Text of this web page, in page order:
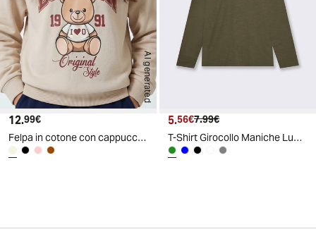
AI generated
Prezzo attuale
12.99€
Felpa in cotone con cappuccio e stampa - Beige
Prezzo attuale
5.56€ Prezzo originale
7.99€
T-Shirt Girocollo Maniche Lunghe Cotone - Verde militare